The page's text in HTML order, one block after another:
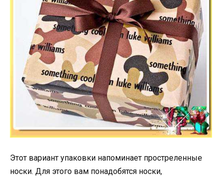
Этот вариант упаковки напоминает простреленные
носки. Для этого вам понадобятся носки,